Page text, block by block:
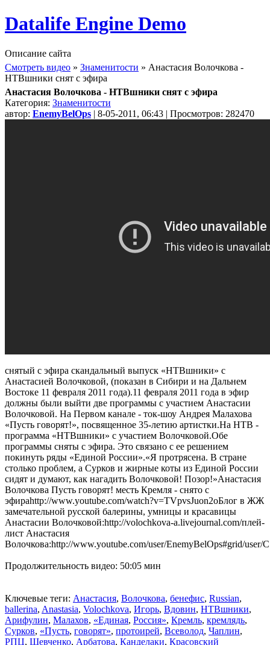
Datalife Engine Demo
Описание сайта
Смотреть видео » Знаменитости » Анастасия Волочкова -
НТВшники снят с эфира
Анастасия Волочкова - НТВшники снят с эфира
Категория: Знаменитости
автор: EnemyBelOps | 8-05-2011, 06:43 | Просмотров: 282470
снятый с эфира скандальный выпуск «НТВшники» с
Анастасией Волочковой, (показан в Сибири и на Дальнем
Востоке 11 февраля 2011 года).11 февраля 2011 года в эфир
должны были выйти две программы с участием Анастасии
Волочковой. На Первом канале - ток-шоу Андрея Малахова
«Пусть говорят!», посвященное 35-летию артистки.На НТВ -
программа «НТВшники» с участием Волочковой.Обе
программы сняты с эфира. Это связано с ее решением
покинуть ряды «Единой России».«Я протрясена. В стране
столько проблем, а Сурков и жирные коты из Единой России
сидят и думают, как нагадить Волочковой! Позор!»Анастасия
Волочкова Пусть говорят! месть Кремля - снято с
эфираhttp://www.youtube.com/watch?v=TVpvsJuon2oБлог в ЖЖ
замечательной русской балерины, умницы и красавицы
Анастасии Волочковой:http://volochkova-a.livejournal.com/плей-
лист Анастасия
Волочкова:http://www.youtube.com/user/EnemyBelOps#grid/user/
Продолжительность видео: 50:05 мин
Ключевые теги: Анастасия, Волочкова, бенефис, Russian,
ballerina, Anastasia, Volochkova, Игорь, Вдовин, НТВшники,
Арифулин, Малахов, «Единая, Россия», Кремль, кремлядь,
Сурков, «Пусть, говорят», протоирей, Всеволод, Чаплин,
РПЦ, Шевченко, Арбатова, Канделаки, Красовский